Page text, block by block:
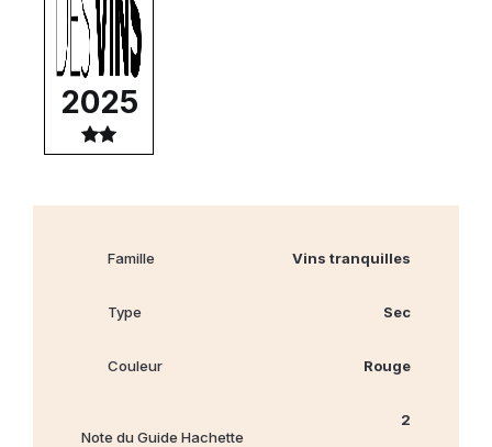
2025
Famille Vins tranquilles
Type Sec
Couleur Rouge
Note du Guide Hachette
2